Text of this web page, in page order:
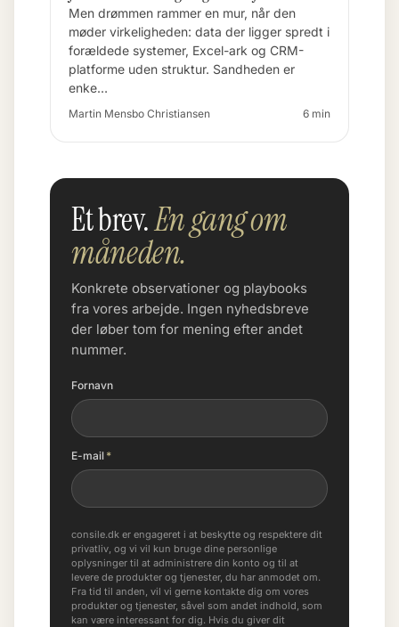
Men drømmen rammer en mur, når den
møder virkeligheden: data der ligger spredt i
forældede systemer, Excel-ark og CRM-
platforme uden struktur. Sandheden er
enke…
Martin Mensbo Christiansen 6 min
Et brev.En gang om
måneden.
Konkrete observationer og playbooks
fra vores arbejde. Ingen nyhedsbreve
der løber tom for mening efter andet
nummer.
Fornavn
E-mail *
consile.dk er engageret i at beskytte og respektere dit
privatliv, og vi vil kun bruge dine personlige
oplysninger til at administrere din konto og til at
levere de produkter og tjenester, du har anmodet om.
Fra tid til anden, vil vi gerne kontakte dig om vores
produkter og tjenester, såvel som andet indhold, som
kan være interessant for dig. Hvis du giver dit